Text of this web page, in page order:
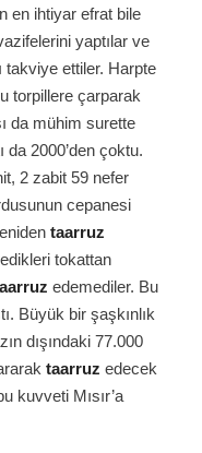
en ihtiyar efrat bile
yaptılar ve
takviye ettiler. Harpte
torpillere çarparak
da mühim surette
da 2000’den çoktu.
2 zabit 59 nefer
cepanesi
taarruz
tokattan
edemediler. Bu
Büyük bir şaşkınlık
dışındaki 77.000
taarruz edecek
kuvveti Mısır’a